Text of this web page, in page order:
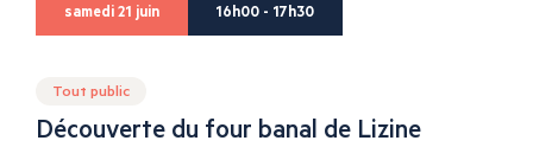
samedi 21 juin 16h00 - 17h30
Tout public
Découverte du four banal de Lizine